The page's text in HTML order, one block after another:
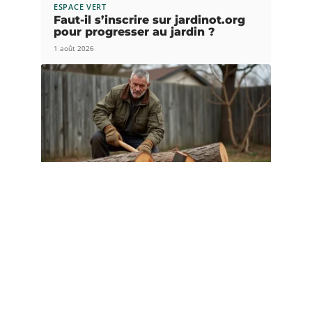
ESPACE VERT
Faut-il s’inscrire sur jardinot.org
pour progresser au jardin ?
1 août 2026